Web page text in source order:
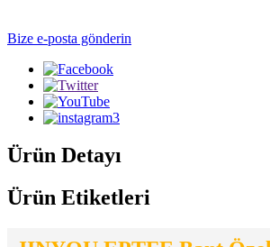
Bize e-posta gönderin
Ürün Detayı
Ürün Etiketleri